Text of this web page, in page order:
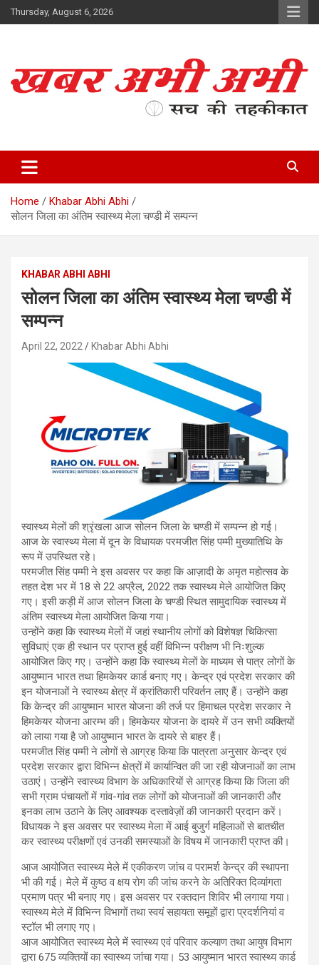
Skip
to
Thursday, August 6, 2026
Home
Khabar Abhi Abhi
सोलन जिला का अंतिम स्वास्थ्य मेला चण्डी में सम्पन्न
KHABAR ABHI ABHI
सोलन जिला का अंतिम स्वास्थ्य मेला चण्डी में
सम्पन्न
April 22, 2022 Khabar Abhi Abhi
स्वास्थ्य मेलों की श्रृंखला आज सोलन जिला के चण्डी में सम्पन्न हो गई।
आज के स्वास्थ्य मेला में दून के विधायक परमजीत सिंह पम्मी मुख्यातिथि के
रूप में उपस्थित रहे।
परमजीत सिंह पम्मी ने इस अवसर पर कहा कि आज़ादी के अमृत महोत्सव के
तहत देश भर में 18 से 22 अप्रैल, 2022 तक स्वास्थ्य मेले आयोजित किए
गए। इसी कड़ी में आज सोलन जिला के चण्डी स्थित सामुदायिक स्वास्थ्य में
अंतिम स्वास्थ्य मेला आयोजित किया गया।
उन्होंने कहा कि स्वास्थ्य मेलों में जहां स्थानीय लोगों को विशेषज्ञ चिकित्सा
सुविधाएं एक ही स्थान पर प्राप्त हुई वहीं विभिन्न परीक्षण भी निःशुल्क
आयोजित किए गए। उन्होंने कहा कि स्वास्थ्य मेलों के माध्यम से पात्र लोगों के
आयुष्मान भारत तथा हिमकेयर कार्ड बनाए गए। केन्द्र एवं प्रदेश सरकार की
इन योजनाओं ने स्वास्थ्य क्षेत्र में क्रांतिकारी परिवर्तन लाए हैं। उन्होंने कहा
कि केन्द्र की आयुष्मान भारत योजना की तर्ज पर हिमाचल प्रदेश सरकार ने
हिमकेयर योजना आरम्भ की। हिमकेयर योजना के दायरे में उन सभी व्यक्तियों
को लाया गया है जो आयुष्मान भारत के दायरे से बाहर हैं।
परमजीत सिंह पम्मी ने लोगों से आग्रह किया कि पात्रता अनुसार केन्द्र एवं
प्रदेश सरकार द्वारा विभिन्न क्षेत्रों में कार्यान्वित की जा रही योजनाओं का लाभ
उठाएं। उन्होंने स्वास्थ्य विभाग के अधिकारियों से आग्रह किया कि जिला की
सभी ग्राम पंचायतों में गांव-गांव तक लोगों को योजनाओं की जानकारी और
इनका लाभ उठाने के लिए आवश्यक दस्तावेज़ों की जानकारी प्रदान करें।
विधायक ने इस अवसर पर स्वास्थ्य मेला में आई बुजुर्ग महिलाओं से बातचीत
कर स्वास्थ्य परीक्षणों एवं उनकी समस्याओं के विषय में जानकारी प्राप्त की।
आज आयोजित स्वास्थ्य मेले में एकीकरण जांच व परामर्श केन्द्र की स्थापना
भी की गई। मेले में कुष्ठ व क्षय रोग की जांच करने के अतिरिक्त दिव्यांगता
प्रमाण पत्र भी बनाए गए। इस अवसर पर रक्तदान शिविर भी लगाया गया।
स्वास्थ्य मेले में विभिन्न विभागों तथा स्वयं सहायता समूहों द्वारा प्रदर्शनियां व
स्टॉल भी लगाए गए।
आज आयोजित स्वास्थ्य मेले में स्वास्थ्य एवं परिवार कल्याण तथा आयुष विभाग
द्वारा 675 व्यक्तियों का स्वास्थ्य जांचा गया। 53 आयुष्मान भारत स्वास्थ्य कार्ड